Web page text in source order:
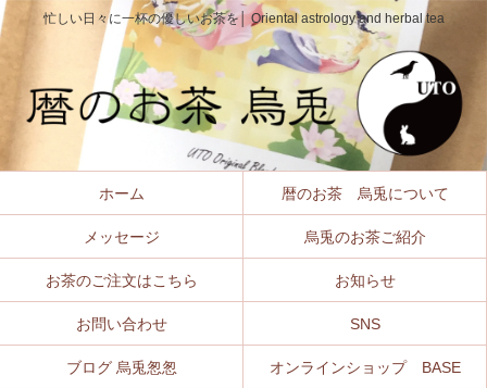
忙しい日々に一杯の優しいお茶を│ Oriental astrology and herbal tea
ホーム 暦のお茶 烏兎について
メッセージ 烏兎のお茶ご紹介
お茶のご注文はこちら お知らせ
お問い合わせ SNS
ブログ 烏兎怱怱 オンラインショップ BASE